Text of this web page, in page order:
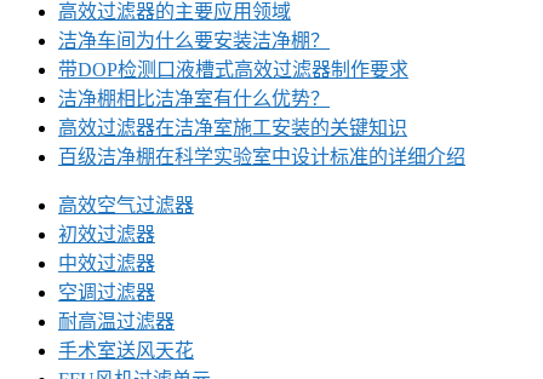
高效过滤器的主要应用领域
洁净车间为什么要安装洁净棚？
带DOP检测口液槽式高效过滤器制作要求
洁净棚相比洁净室有什么优势？
高效过滤器在洁净室施工安装的关键知识
百级洁净棚在科学实验室中设计标准的详细介绍
高效空气过滤器
初效过滤器
中效过滤器
空调过滤器
耐高温过滤器
手术室送风天花